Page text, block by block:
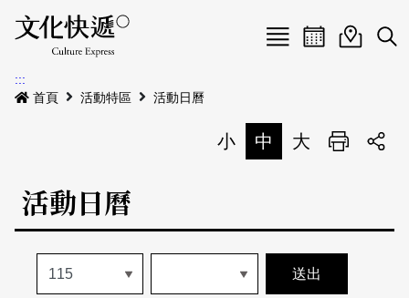
Menu
最新公告
本期專題
歷史專題
活動特區
活動列表
關於我們
活動日曆活動地圖
展
:::
首頁
活動特區 活動日曆
小 中 大 列印
活動日曆